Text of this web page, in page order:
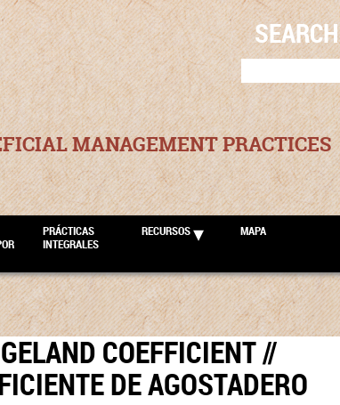
SEARCH
SEARCH
FOR:
MANAGEMENT PRACTICES
PRÁCTICAS
INTEGRALES
RECURSOS MAPA
COEFFICIENT //
DE AGOSTADERO